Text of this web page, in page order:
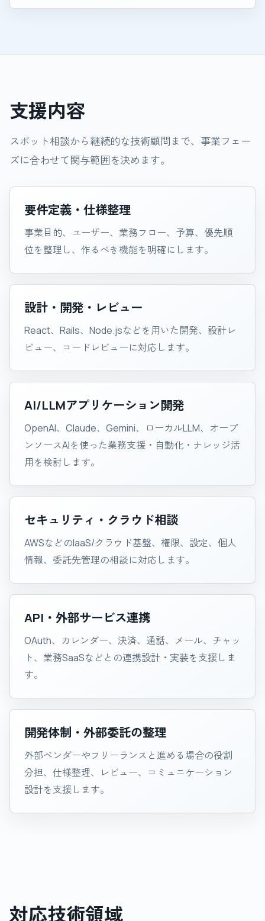
支援内容
スポット相談から継続的な技術顧問まで、事業フェー
ズに合わせて関与範囲を決めます。
要件定義・仕様整理
事業目的、ユーザー、業務フロー、予算、優先順
位を整理し、作るべき機能を明確にします。
設計・開発・レビュー
React、Rails、Node.jsなどを用いた開発、設計レ
ビュー、コードレビューに対応します。
AI/LLMアプリケーション開発
OpenAI、Claude、Gemini、ローカルLLM、オープ
ンソースAIを使った業務支援・自動化・ナレッジ活
用を検討します。
セキュリティ・クラウド相談
AWSなどのIaaS/クラウド基盤、権限、設定、個人
情報、委託先管理の相談に対応します。
API・外部サービス連携
OAuth、カレンダー、決済、通話、メール、チャッ
ト、業務SaaSなどとの連携設計・実装を支援しま
す。
開発体制・外部委託の整理
外部ベンダーやフリーランスと進める場合の役割
分担、仕様整理、レビュー、コミュニケーション
設計を支援します。
対応技術領域